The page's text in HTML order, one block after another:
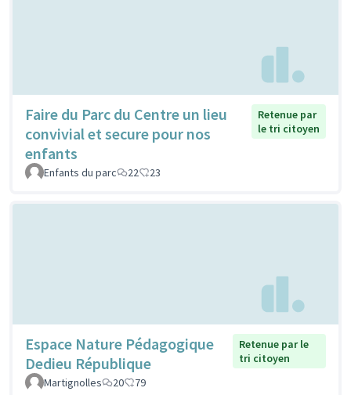
Faire du Parc du Centre un lieu
convivial et secure pour nos
enfants
Retenue par
le tri citoyen
Enfants du parc 22 23
Espace Nature Pédagogique
Dedieu République
Retenue par le
tri citoyen
Martignolles
20 79